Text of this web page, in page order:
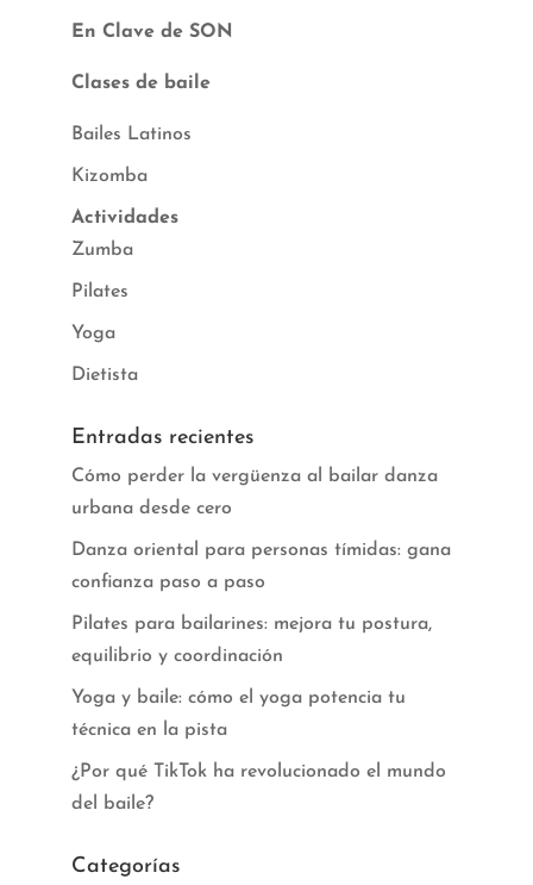
En Clave de SON
Clases de baile
Bailes Latinos
Kizomba
Actividades
Zumba
Pilates
Yoga
Dietista
Entradas recientes
Cómo perder la vergüenza al bailar danza
urbana desde cero
Danza oriental para personas tímidas: gana
confianza paso a paso
Pilates para bailarines: mejora tu postura,
equilibrio y coordinación
Yoga y baile: cómo el yoga potencia tu
técnica en la pista
¿Por qué TikTok ha revolucionado el mundo
del baile?
Categorías